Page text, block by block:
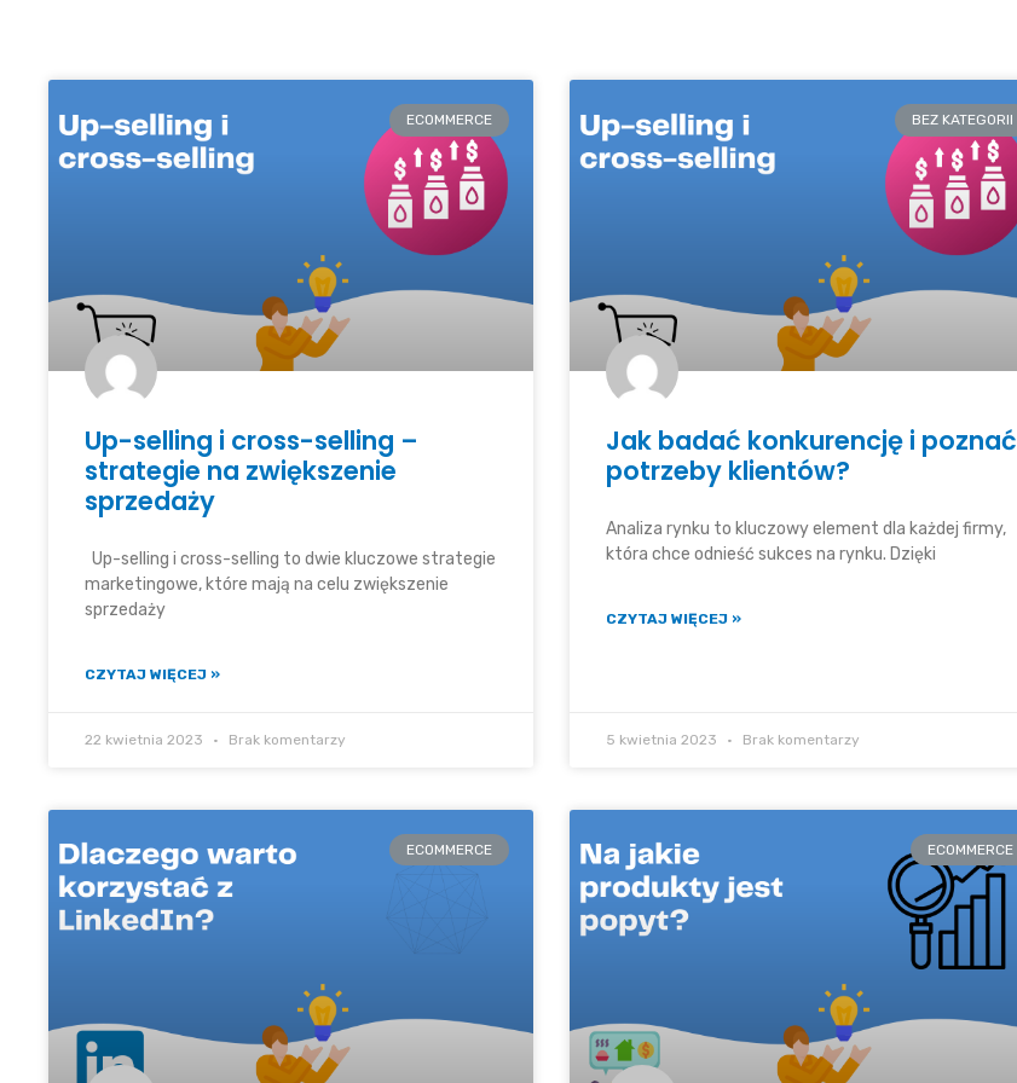
ECOMMERCE
Up-selling i cross-selling –
strategie na zwiększenie
sprzedaży
Up-selling i cross-selling to dwie kluczowe strategie
marketingowe, które mają na celu zwiększenie
sprzedaży
CZYTAJ WIĘCEJ »
22 kwietnia 2023 Brak komentarzy
BEZ KATEGORII
Jak badać konkurencję i poznać
potrzeby klientów?
Analiza rynku to kluczowy element dla każdej firmy,
która chce odnieść sukces na rynku. Dzięki
CZYTAJ WIĘCEJ »
5 kwietnia 2023 Brak komentarzy
ECOMMERCE ECOMMERCE